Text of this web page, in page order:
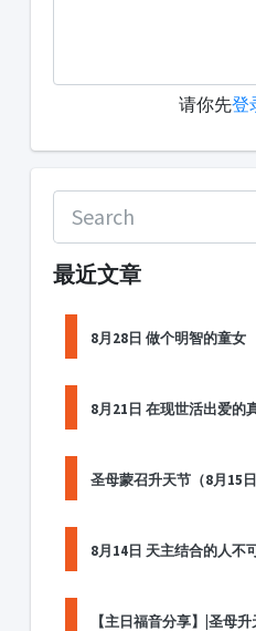
请你先登
最近文章
8月28日 做个明智的童女
8月21日 在现世活出爱的
圣母蒙召升天节（8月15日
8月14日 天主结合的人不
【主日福音分享】|圣母升